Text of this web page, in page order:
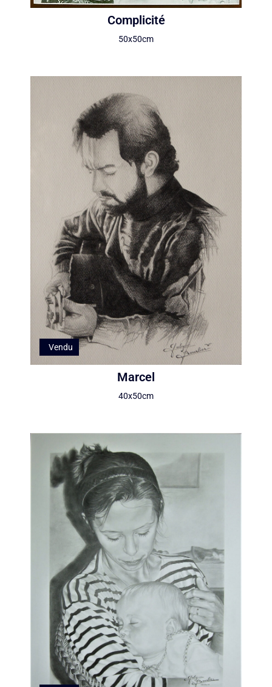
Complicité
50x50cm
Vendu
Marcel
40x50cm